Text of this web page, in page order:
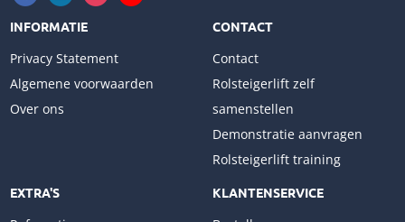
INFORMATIE
Privacy Statement
Algemene voorwaarden
Over ons
CONTACT
Contact
Rolsteigerlift zelf
samenstellen
Demonstratie aanvragen
Rolsteigerlift training
EXTRA'S KLANTENSERVICE